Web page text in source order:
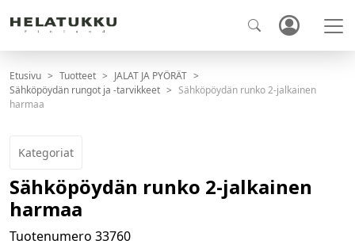
Etusivu Tuotteet
JALAT JA PYÖRÄT
Sähköpöydän rungot ja -tarvikkeet
Sähköpöydän runko 2-jalkainen
harmaa
Kategoriat
Sähköpöydän runko 2-jalkainen
harmaa
Tuotenumero 33760